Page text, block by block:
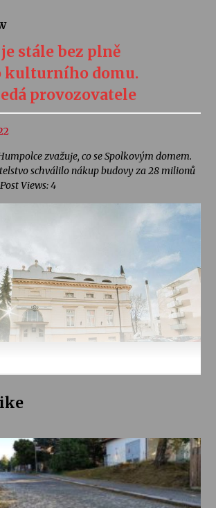
stále bez plně
domu.
provozovatele
zvažuje, co se Spolkovým domem.
schválilo nákup budovy za 28 milionů
Views: 4